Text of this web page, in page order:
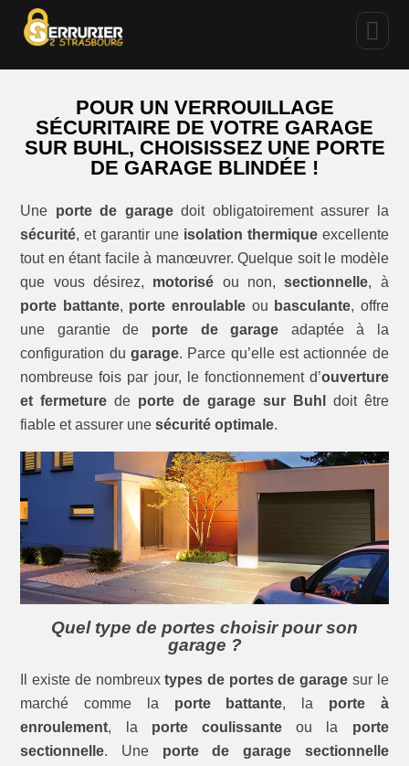
POUR UN VERROUILLAGE
SÉCURITAIRE DE VOTRE GARAGE
SUR BUHL, CHOISISSEZ UNE PORTE
DE GARAGE BLINDÉE !
Une porte de garagedoit obligatoirement assurer la
sécurité, et garantir une isolation thermiqueexcellente
tout en étant facile à manœuvrer. Quelque soit le modèle
que vous désirez, motorisé ou non,sectionnelle, à
porte battante, porte enroulable ou basculante, offre
une garantie de porte de garage adaptée à la
configuration dugarage. Parce qu’elle est actionnée de
nombreuse fois par jour, le fonctionnement d’ouverture
et fermeture de porte de garage sur Buhl
doit être
fiable et assurer unesécurité optimale.
Quel type de portes choisir pour son
garage ?
Il existe de nombreuxtypes de portes de garage sur le
marché comme la porte battante, la porte à
enroulement, la porte coulissante ou la porte
sectionnelle. Une porte de garage sectionnelle